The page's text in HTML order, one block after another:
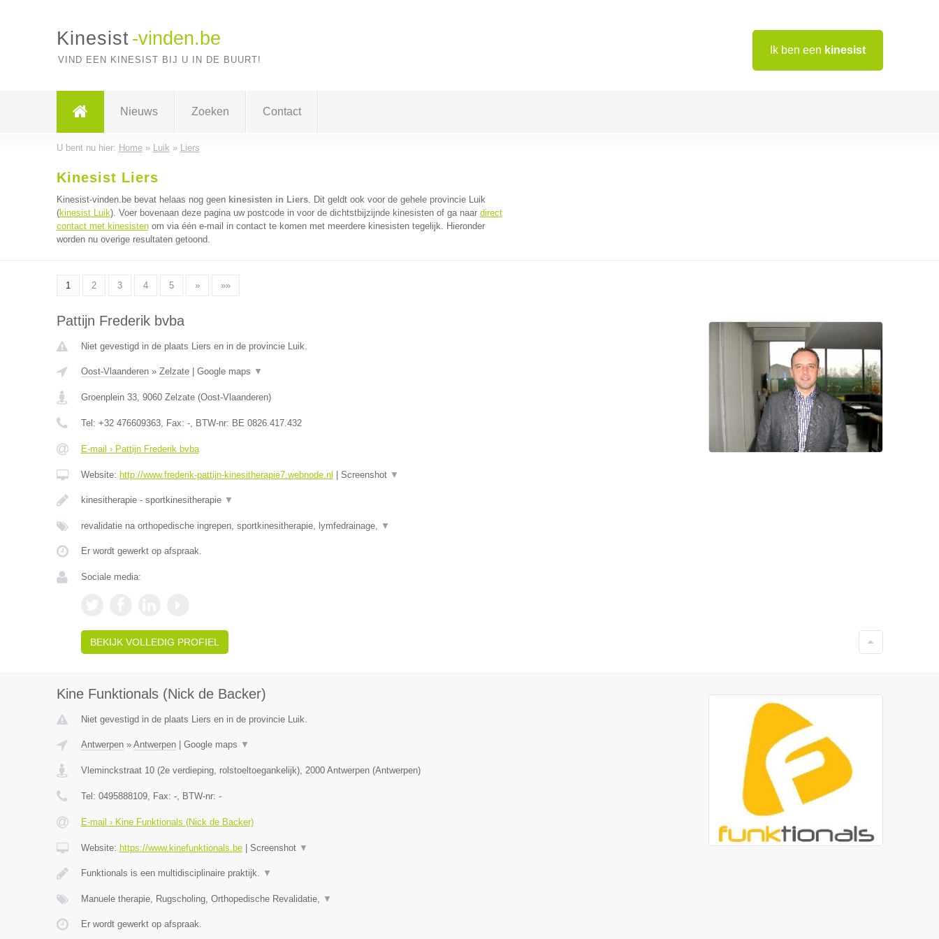
Ik ben een kinesist
Kinesist -vinden.be
VIND EEN KINESIST BIJ U IN DE BUURT!
Nieuws Zoeken Contact
U bent nu hier: Home» Luik » Liers
Kinesist Liers
Kinesist-vinden.be bevat helaas nog geen kinesisten in Liers. Dit geldt ook voor de gehele provincie Luik
(kinesist Luik). Voer bovenaan deze pagina uw postcode in voor de dichtstbijzijnde kinesisten of ga naar direct
contact met kinesistenom via één e-mail in contact te komen met meerdere kinesisten tegelijk. Hieronder
worden nu overige resultaten getoond.
1 2 3 4 5 » »»
Pattijn Frederik bvba
Niet gevestigd in de plaats Liers en in de provincie Luik.
Oost-Vlaanderen» Zelzate| Google maps ▼
Groenplein 33, 9060 Zelzate(Oost-Vlaanderen)
Tel: +32 476609363, Fax: -, BTW-nr: BE 0826.417.432
E-mail › Pattijn Frederik bvba
Website: http://www.frederik-pattijn-kinesitherapie7.webnode.nl Screenshot ▼
kinesitherapie - sportkinesitherapie ▼
revalidatie na orthopedische ingrepen, sportkinesitherapie, lymfedrainage, ▼
Er wordt gewerkt op afspraak.
Sociale media:
BEKIJK VOLLEDIG PROFIEL
Kine Funktionals (Nick de Backer)
Niet gevestigd in de plaats Liers en in de provincie Luik.
Antwerpen» Antwerpen| Google maps ▼
Vleminckstraat 10 (2e verdieping, rolstoeltoegankelijk), 2000 Antwerpen(Antwerpen)
Tel: 0495888109, Fax: -, BTW-nr: -
E-mail › Kine Funktionals (Nick de Backer)
Website: https://www.kinefunktionals.be| Screenshot ▼
Funktionals is een multidisciplinaire praktijk. ▼
Manuele therapie, Rugscholing, Orthopedische Revalidatie, ▼
Er wordt gewerkt op afspraak.